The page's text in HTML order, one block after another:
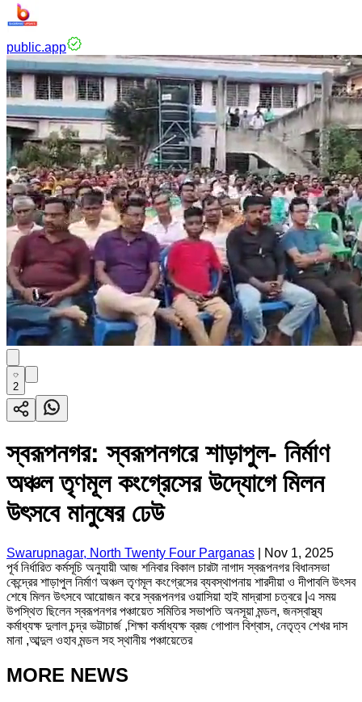
public.app
2
স্বরূপনগর: স্বরূপনগরে শাড়াপুল- নির্মাণ
অঞ্চল তৃণমূল কংগ্রেসের উদ্যোগে মিলন
উৎসবে মানুষের ঢেউ
Swarupnagar, North Twenty Four Parganas
Nov 1, 2025
পূর্ব নির্ধারিত কর্মসূচি অনুযায়ী আজ শনিবার বিকাল চারটা নাগাদ স্বরূপনগর বিধানসভা
কেন্দ্রের শাড়াপুল নির্মাণ অঞ্চল তৃণমূল কংগ্রেসের ব্যবস্থাপনায় শারদীয়া ও দীপাবলি উৎসব
শেষে মিলন উৎসবে আয়োজন করে স্বরূপনগর ওয়াসিয়া হাই মাদ্রাসা চত্বরে |এ সময়
উপস্থিত ছিলেন স্বরূপনগর পঞ্চায়েত সমিতির সভাপতি অনসূয়া মন্ডল, জনস্বাস্থ্য
কর্মাধ্যক্ষ দুলাল চন্দ্র ভট্টাচার্জ ,শিক্ষা কর্মাধ্যক্ষ ব্রজ গোপাল বিশ্বাস, নেতৃত্ব শেখর দাস
মানা ,আব্দুল ওহাব মন্ডল সহ স্থানীয় পঞ্চায়েতের
MORE NEWS